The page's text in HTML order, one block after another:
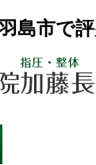
島市で